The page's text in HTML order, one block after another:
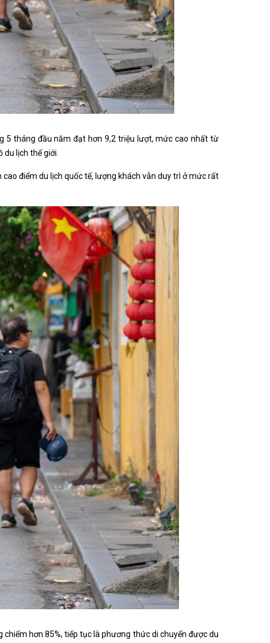
5 tháng đầu năm đạt hơn 9,2 triệu lượt, mức cao nhất từ
lịch thế giới.
điểm du lịch quốc tế, lượng khách vẫn duy trì ở mức rất
hơn 85%, tiếp tục là phương thức di chuyển được du